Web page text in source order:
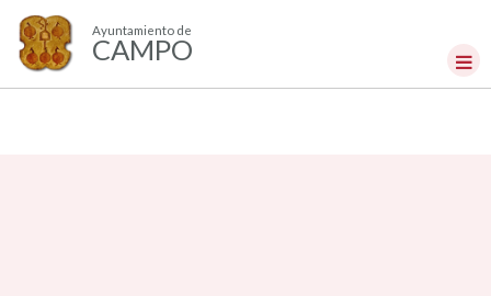
Ayuntamiento de
CAMPO